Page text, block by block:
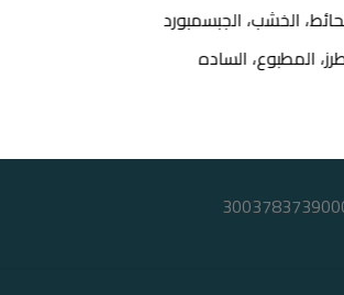
الخشب، الجبسمبورد
المطبوع، الساده